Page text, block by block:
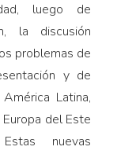
luego de
la discusión
problemas de
y de
Latina,
del Este
nuevas